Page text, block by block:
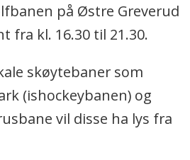
på Østre Greverud
fra kl. 16.30 til 21.30.
skøytebaner som
(ishockeybanen) og
vil disse ha lys fra